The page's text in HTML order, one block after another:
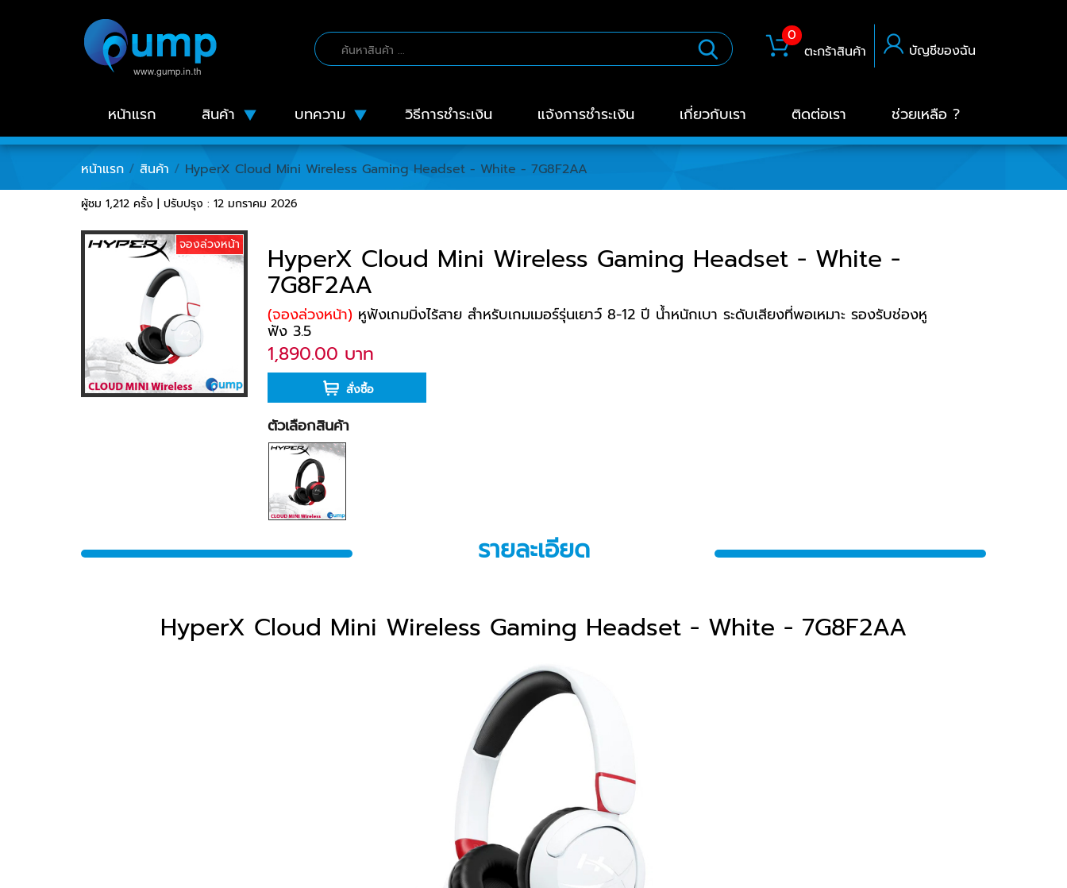
0
ตะกร้าสินค้า
บัญชีของฉัน
หน้าแรก สินค้า บทความ วิธีการชำระเงิน แจ้งการชำระเงิน เกี่ยวกับเรา ติดต่อเรา ช่วยเหลือ ?
หน้าแรก / สินค้า / HyperX Cloud Mini Wireless Gaming Headset - White - 7G8F2AA
ผู้ชม 1,212 ครั้ง | ปรับปรุง : 12 มกราคม 2026
จองล่วงหน้า HyperX Cloud Mini Wireless Gaming Headset - White -
7G8F2AA
(จองล่วงหน้า) หูฟังเกมมิ่งไร้สาย สำหรับเกมเมอร์รุ่นเยาว์ 8-12 ปี น้ำหนักเบา ระดับเสียงที่พอเหมาะ รองรับช่องหู
ฟัง 3.5
1,890.00 บาท
สั่งซื้อ
ตัวเลือกสินค้า
รายละเอียด
HyperX Cloud Mini Wireless Gaming Headset - White - 7G8F2AA